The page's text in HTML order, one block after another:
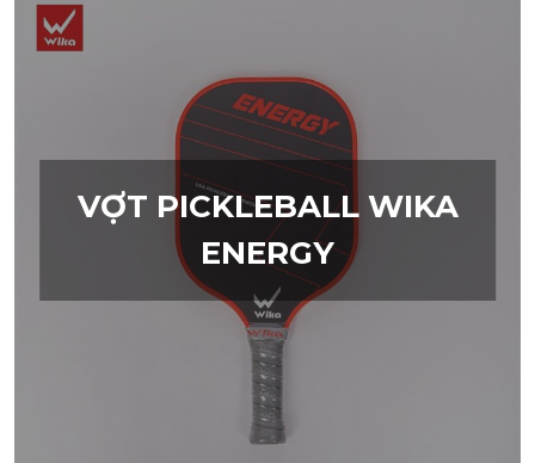
VỢT PICKLEBALL WIKA
ENERGY